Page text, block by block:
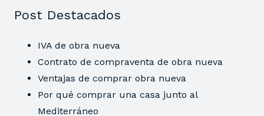
Post Destacados
IVA de obra nueva
Contrato de compraventa de obra nueva
Ventajas de comprar obra nueva
Por qué comprar una casa junto al
Mediterráneo